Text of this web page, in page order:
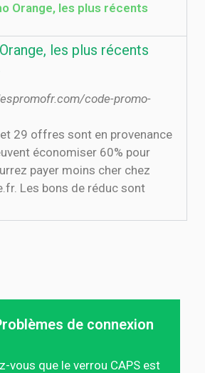
Orange, les plus récents
les plus récents
code-promo-
29 offres sont en provenance
économiser 60% pour
payer moins cher chez
Les bons de réduc sont
de connexion
vous que le verrou CAPS est